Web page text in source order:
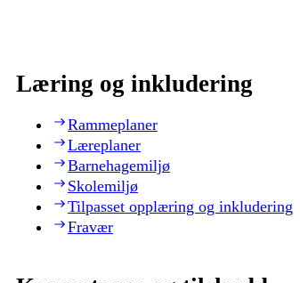
Læring og inkludering
Rammeplaner
Læreplaner
Barnehagemiljø
Skolemiljø
Tilpasset opplæring og inkludering
Fravær